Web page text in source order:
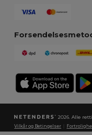
2026. Alle
Vilkår og Betingelser